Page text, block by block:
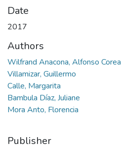
Date
2017
Authors
Wilfrand Anacona, Alfonso Corea
Villamizar, Guillermo
Calle, Margarita
Bambula Díaz, Juliane
Mora Anto, Florencia
Publisher